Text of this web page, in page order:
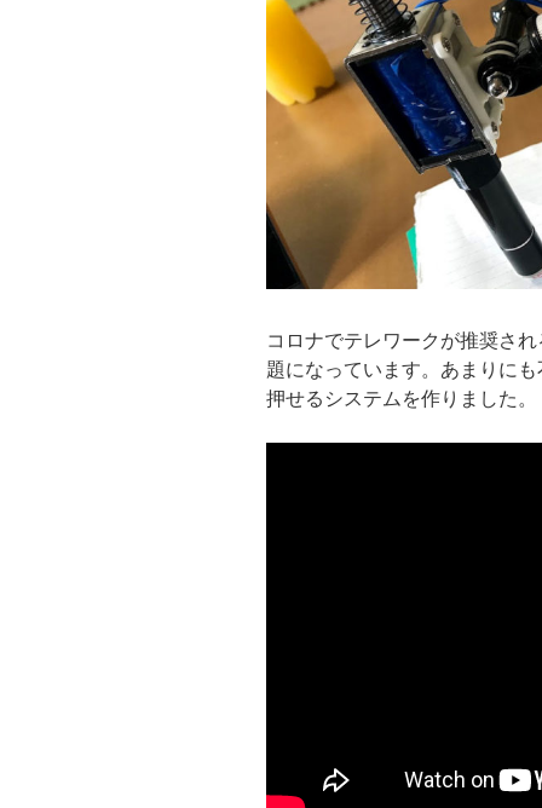
コロナでテレワークが推奨さ
題になっています。あまりに
押せるシステムを作りました。